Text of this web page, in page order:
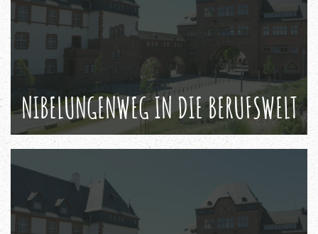
NIBELUNGENWEG IN DIE BERUFSWELT